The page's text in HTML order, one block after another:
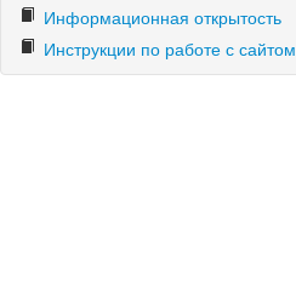
Информационная открытость
Инструкции по работе с сайтом